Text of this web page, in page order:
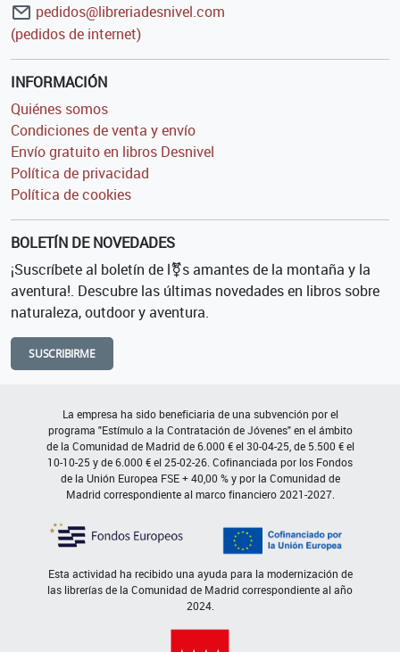
pedidos@libreriadesnivel.com
(pedidos de internet)
INFORMACIÓN
Quiénes somos
Condiciones de venta y envío
Envío gratuito en libros Desnivel
Política de privacidad
Política de cookies
BOLETÍN DE NOVEDADES
¡Suscríbete al boletín de l⚧s amantes de la montaña y la
aventura!. Descubre las últimas novedades en libros sobre
naturaleza, outdoor y aventura.
SUSCRIBIRME
La empresa ha sido beneficiaria de una subvención por el
programa "Estímulo a la Contratación de Jóvenes" en el ámbito
de la Comunidad de Madrid de 6.000 € el 30-04-25, de 5.500 € el
10-10-25 y de 6.000 € el 25-02-26. Cofinanciada por los Fondos
de la Unión Europea FSE + 40,00 % y por la Comunidad de
Madrid correspondiente al marco financiero 2021-2027.
Esta actividad ha recibido una ayuda para la modernización de
las librerías de la Comunidad de Madrid correspondiente al año
2024.